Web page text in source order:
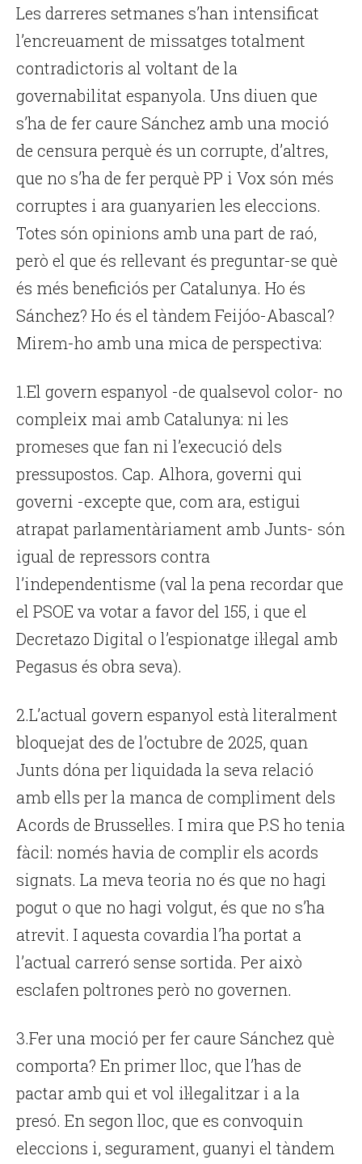
Les darreres setmanes s’han intensificat
l’encreuament de missatges totalment
contradictoris al voltant de la
governabilitat espanyola. Uns diuen que
s’ha de fer caure Sánchez amb una moció
de censura perquè és un corrupte, d’altres,
que no s’ha de fer perquè PP i Vox són més
corruptes i ara guanyarien les eleccions.
Totes són opinions amb una part de raó,
però el que és rellevant és preguntar-se què
és més beneficiós per Catalunya. Ho és
Sánchez? Ho és el tàndem Feijóo-Abascal?
Mirem-ho amb una mica de perspectiva:
1.El govern espanyol -de qualsevol color- no
compleix mai amb Catalunya: ni les
promeses que fan ni l’execució dels
pressupostos. Cap. Alhora, governi qui
governi -excepte que, com ara, estigui
atrapat parlamentàriament amb Junts- són
igual de repressors contra
l’independentisme (val la pena recordar que
el PSOE va votar a favor del 155, i que el
Decretazo Digital o l’espionatge il·legal amb
Pegasus és obra seva).
2.L’actual govern espanyol està literalment
bloquejat des de l’octubre de 2025, quan
Junts dóna per liquidada la seva relació
amb ells per la manca de compliment dels
Acords de Brussel·les. I mira que P.S ho tenia
fàcil: només havia de complir els acords
signats. La meva teoria no és que no hagi
pogut o que no hagi volgut, és que no s’ha
atrevit. I aquesta covardia l’ha portat a
l’actual carreró sense sortida. Per això
esclafen poltrones però no governen.
3.Fer una moció per fer caure Sánchez què
comporta? En primer lloc, que l’has de
pactar amb qui et vol il·legalitzar i a la
presó. En segon lloc, que es convoquin
eleccions i, segurament, guanyi el tàndem